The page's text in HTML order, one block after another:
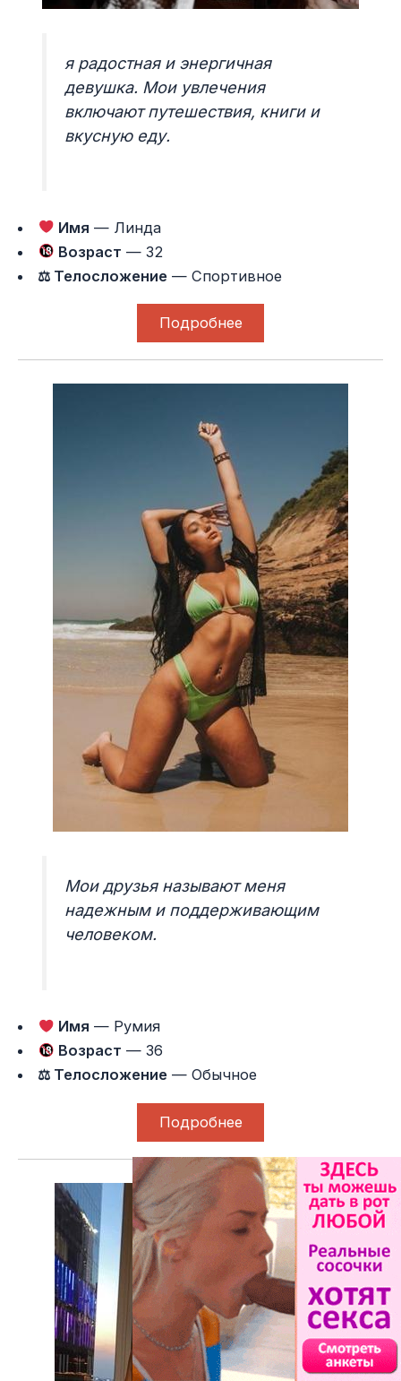
я радостная и энергичная
девушка. Мои увлечения
включают путешествия, книги и
вкусную еду.
Имя — Линда
Возраст — 32
⚖ Телосложение — Спортивное
Подробнее
Мои друзья называют меня
надежным и поддерживающим
человеком.
Имя — Румия
Возраст — 36
⚖ Телосложение — Обычное
Подробнее